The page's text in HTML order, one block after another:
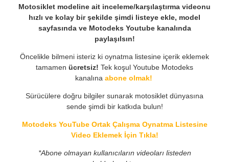
Motosiklet modeline ait inceleme/karşılaştırma videonu
hızlı ve kolay bir şekilde şimdi listeye ekle, model
sayfasında ve Motodeks Youtube kanalında
paylaşılsın!
Öncelikle bilmeni isteriz ki oynatma listesine içerik eklemek
tamamen ücretsiz! Tek koşul Youtube Motodeks
kanalına abone olmak!
Sürücülere doğru bilgiler sunarak motosiklet dünyasına
sende şimdi bir katkıda bulun!
Motodeks YouTube Ortak Çalışma Oynatma Listesine
Video Eklemek İçin Tıkla!
*Abone olmayan kullanıcıların videoları listeden